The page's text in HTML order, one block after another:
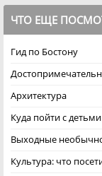
ЧТО ЕЩЕ
Гид по Бостону
Архитектура
Куда пойти с детьми
Выходные
Культура: что